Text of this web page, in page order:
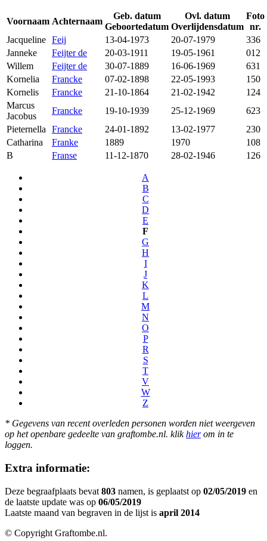
Voornaam Achternaam
Geb. datum
Geboortedatum
Ovl. datum
Overlijdensdatum
Foto
nr.
Jacqueline Feij 13-04-1973 20-07-1979
336
Janneke
Feijter de 20-03-1911 19-05-1961
012
Willem
Feijter de 30-07-1889 16-06-1969
631
Kornelia
Francke 07-02-1898 22-05-1993
150
Kornelis
Francke 21-10-1864 21-02-1942
124
Marcus
Jacobus
Francke 19-10-1939 25-12-1969
623
Pieternella
Francke 24-01-1892 13-02-1977
230
Catharina
Franke 1889 1970
108
B
Franse 11-12-1870 28-02-1946 126
A
B
C
D
E
F
G
H
I
J
K
L
M
N
O
P
R
S
T
V
W
Z
* Gegevens van recent overleden personen worden niet weergeven
op het openbare gedeelte van graftombe.nl. klikhierom in te
loggen.
Extra informatie:
Deze begraafplaats bevat 803 namen, is geplaatst op 02/05/2019 en
de laatste update was op 06/05/2019
Laatste maand van begraven in de lijst is april 2014
© Copyright Graftombe.nl.